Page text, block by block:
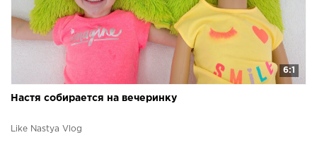
6:1
Настя собирается на вечеринку
Like Nastya Vlog